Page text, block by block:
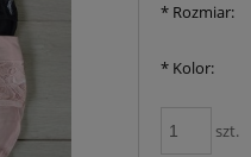
* Rozmiar:
* Kolor:
szt.